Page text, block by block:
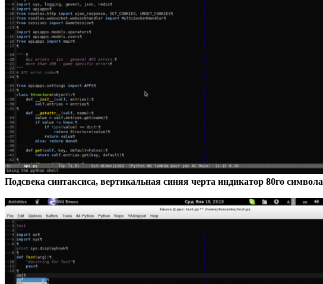
Подсвека синтаксиса, вертикальная синяя черта индикатор 80го символа